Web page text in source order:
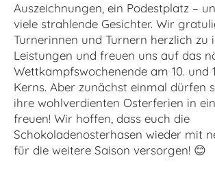
Auszeichnungen, ein Podestplatz –
viele strahlende Gesichter. Wir
Turnerinnen und Turnern herzlich zu
Leistungen und freuen uns auf das
Wettkampfswochenende am 10. und
Kerns. Aber zunächst einmal dürfen
ihre wohlverdienten Osterferien in
freuen! Wir hoffen, dass euch die
Schokoladenosterhasen wieder mit
für die weitere Saison versorgen! 😊